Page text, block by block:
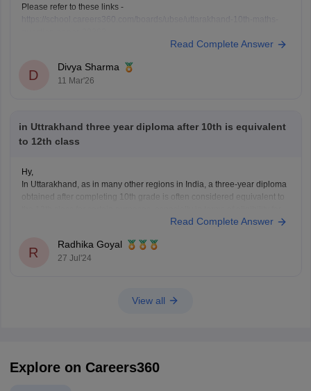
Please refer to these links -
https://school.careers360.com/boards/ubse/uk-board-10th-question-
Read Complete Answer
D
Divya Sharma
11 Mar'26
in Uttrakhand three year diploma after 10th is equivalent
to 12th class
Hy,
In Uttarakhand, as in many other regions in India, a three-year diploma
obtained after completing 10th grade is often considered equivalent to
higher education or employment. This equivalency can vary depending
Read Complete Answer
R
Radhika Goyal
27 Jul'24
View all
Explore on Careers360